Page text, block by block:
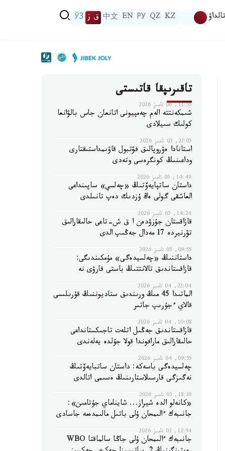
تالداۋ KZ
QZ
РУ
EN
中文 ق ز ЎЗ
تاقىرىپقا قاتىستى
11:55, 06 تامىز 2026
شىمكەنتتە الەم چەمپيونى اتانعان جاس بالۋانعا
كولىك سىيلادى
22:05, 05 تامىز 2026
استانادا ەۋروپالىق فۋتبول قاۋىمداستىقتارى
وداعىنىڭ كونگرەسى وتەدى
14:40, 05 تامىز 2026
داستان ساتپايەۆتىڭ «چەلسي» ساپىنداعى
العاشقى گولى ەڭ ۇزدىك دەپ تانىلدى
14:24, 05 تامىز 2026
قازاقستان جۇزۋدەن ا ق ش-تاعى حالىقارالىق
تۋرنيردە 17 مەدال جەڭىپ الدى
09:55, 05 تامىز 2026
داستاننىڭ «چەلسيدەگى» مۇمكىندىگى:
قازاقستاندىق تالانتتىڭ باستى قارۋى نە
22:04, 04 تامىز 2026
الماتىدا 45 مىڭ ورىندىق ستاديوننىڭ قۇرىلىسى
قالاي ءجۇرىپ جاتىر
10:08, 04 تامىز 2026
قازاقستاندىق جەڭىل اتلەت تاجىكستانداعى
حالىقارالىق مارافوندا قولا جۇلدە يەلەندى
09:55, 04 تامىز 2026
چەلسيدەگى باسەكە: داستان ساتبايەۆتىڭ
نەگىزگى قارسىلاستارىنىڭ ەسىمى اتالدى
18:30, 03 تامىز 2026
«كانەلو الدە شيراز... شايناماي جۇتامىن»:
جانىبەك ءالىمحان ۇلى باتىل مالىمدەمە جاسادى
12:54, 03 تامىز 2026
جانىبەك ءالىمحان ۇلى جاڭا سالماقتا WBO